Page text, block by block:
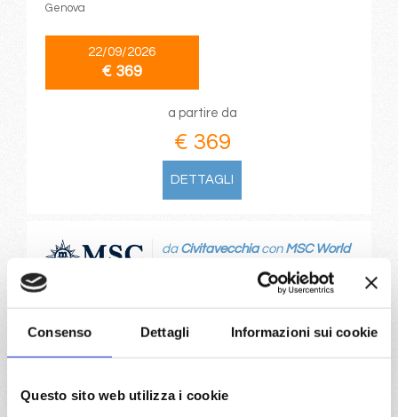
Consenso Dettagli Informazioni sui cookie
Questo sito web utilizza i cookie
Genova
22/09/2026
€ 369
a partire da
€ 369
DETTAGLI
Mediterraneo
da Civitavecchiacon MSC World
Europa
Genova
€ 369